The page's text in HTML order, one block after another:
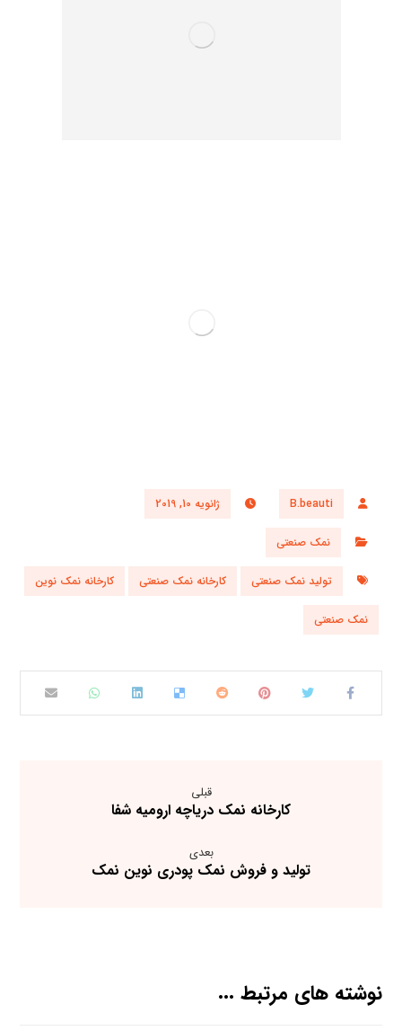
B.beauti ژانویه 10, 2019
نمک صنعتی
تولید نمک صنعتی کارخانه نمک صنعتی کارخانه نمک نوین
نمک صنعتی
قبلی
کارخانه نمک دریاچه ارومیه شفا
بعدی
تولید و فروش نمک پودری نوین نمک
نوشته های مرتبط ...